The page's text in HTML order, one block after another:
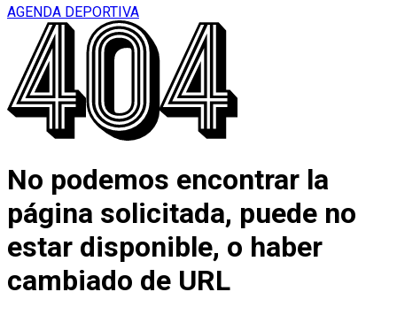
AGENDA DEPORTIVA
No podemos encontrar la
página solicitada, puede no
estar disponible, o haber
cambiado de URL